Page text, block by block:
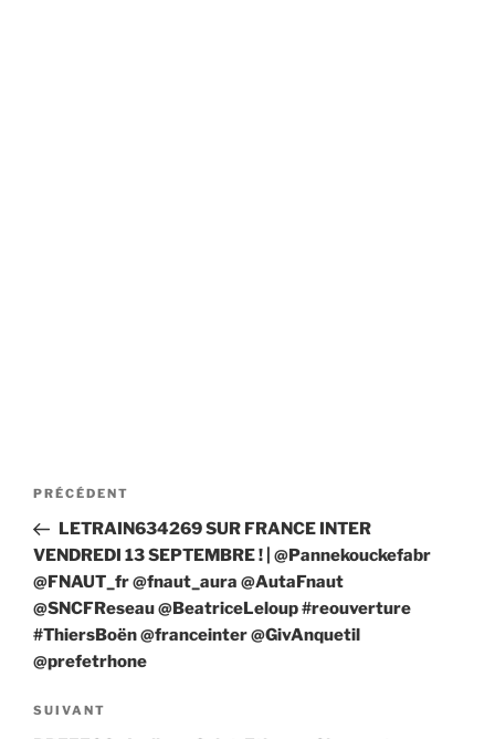
Navigation
l’article
Article
précédent
PRÉCÉDENT
LETRAIN634269 SUR FRANCE INTER
VENDREDI 13 SEPTEMBRE ! | @Pannekouckefabr
@FNAUT_fr @fnaut_aura @AutaFnaut
@SNCFReseau @BeatriceLeloup #reouverture
#ThiersBoën @franceinter @GivAnquetil
@prefetrhone
Article
SUIVANT